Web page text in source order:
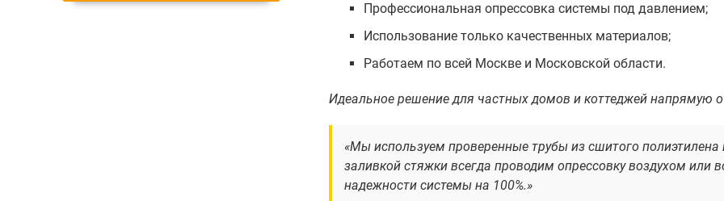
Профессиональная опрессовка системы под давлением;
Использование только качественных материалов;
Работаем по всей Москве и Московской области.
Идеальное решение для частных домов и коттеджей напрямую
«Мы используем проверенные трубы из сшитого
заливкой стяжки всегда проводим опрессовку воздухом
надежности системы на 100%.»